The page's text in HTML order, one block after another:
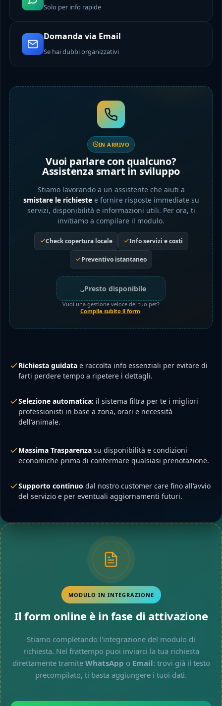
Solo per info rapide
Domanda via Email
Se hai dubbi organizzativi
IN ARRIVO
Vuoi parlare con qualcuno?
Assistenza smart in sviluppo
Stiamo lavorando a un assistente che aiuti a
smistare le richiestee fornire risposte immediate su
servizi, disponibilità e informazioni utili. Per ora, ti
invitiamo a compilare il modulo.
Check copertura locale Info servizi e costi
Preventivo istantaneo
Presto disponibile
Vuoi una gestione veloce del tuo pet?
Compila subito il form
Richiesta guidata e raccolta info essenziali per evitare di
farti perdere tempo a ripetere i dettagli.
Selezione automatica: il sistema filtra per te i migliori
professionisti in base a zona, orari e necessità
dell'animale.
Massima Trasparenza su disponibilità e condizioni
economiche prima di confermare qualsiasi prenotazione.
Supporto continuo dal nostro customer care fino all'avvio
del servizio e per eventuali aggiornamenti futuri.
MODULO IN INTEGRAZIONE
Il form online è in fase di attivazione
Stiamo completando l'integrazione del modulo di
richiesta. Nel frattempo puoi inviarci la tua richiesta
direttamente tramite WhatsApp o Email: trovi già il testo
precompilato, ti basta aggiungere i tuoi dati.